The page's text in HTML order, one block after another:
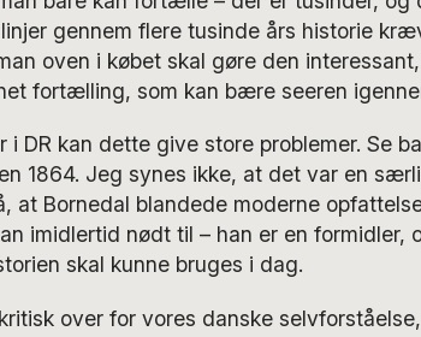
gennem flere tusinde års historie
oven i købet skal gøre den
fortælling, som kan bære seeren
DR kan dette give store problemer. Se
1864. Jeg synes ikke, at det var en
at Bornedal blandede moderne
imidlertid nødt til – han er en formidler,
skal kunne bruges i dag.
over for vores danske